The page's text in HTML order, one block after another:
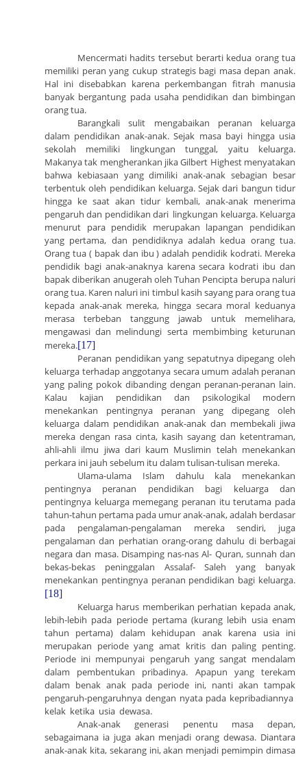
Mencermati hadits tersebut berarti kedua orang tua
memiliki peran yang cukup strategis bagi masa depan anak.
Hal ini disebabkan karena perkembangan fitrah manusia
banyak bergantung pada usaha pendidikan dan bimbingan
orang tua.
Barangkali sulit mengabaikan peranan keluarga
dalam pendidikan anak-anak. Sejak masa bayi hingga usia
sekolah memiliki lingkungan tunggal, yaitu keluarga.
Makanya tak mengherankan jika Gilbert Highest menyatakan
bahwa kebiasaan yang dimiliki anak-anak sebagian besar
terbentuk oleh pendidikan keluarga. Sejak dari bangun tidur
hingga ke saat akan tidur kembali, anak-anak menerima
pengaruh dan pendidikan dari lingkungan keluarga. Keluarga
menurut para pendidik merupakan lapangan pendidikan
yang pertama, dan pendidiknya adalah kedua orang tua.
Orang tua ( bapak dan ibu ) adalah pendidik kodrati. Mereka
pendidik bagi anak-anaknya karena secara kodrati ibu dan
bapak diberikan anugerah oleh Tuhan Pencipta berupa naluri
orang tua. Karen naluri ini timbul kasih sayang para orang tua
kepada anak-anak mereka, hingga secara moral keduanya
merasa terbeban tanggung jawab untuk memelihara,
mengawasi dan melindungi serta membimbing keturunan
mereka.[17]
Peranan pendidikan yang sepatutnya dipegang oleh
keluarga terhadap anggotanya secara umum adalah peranan
yang paling pokok dibanding dengan peranan-peranan lain.
Kalau kajian pendidikan dan psikologikal modern
menekankan pentingnya peranan yang dipegang oleh
keluarga dalam pendidikan anak-anak dan membekali jiwa
mereka dengan rasa cinta, kasih sayang dan ketentraman,
ahli-ahli ilmu jiwa dari kaum Muslimin telah menekankan
perkara ini jauh sebelum itu dalam tulisan-tulisan mereka.
Ulama-ulama Islam dahulu kala menekankan
pentingnya peranan pendidikan bagi keluarga dan
pentingnya keluarga memegang peranan itu terutama pada
tahun-tahun pertama pada umur anak-anak, adalah berdasar
pada pengalaman-pengalaman mereka sendiri, juga
pengalaman dan perhatian orang-orang dahulu di berbagai
negara dan masa. Disamping nas-nas Al- Quran, sunnah dan
bekas-bekas peninggalan Assalaf- Saleh yang banyak
menekankan pentingnya peranan pendidikan bagi keluarga.
[18]
Keluarga harus memberikan perhatian kepada anak,
lebih-lebih pada periode pertama (kurang lebih usia enam
tahun pertama) dalam kehidupan anak karena usia ini
merupakan periode yang amat kritis dan paling penting.
Periode ini mempunyai pengaruh yang sangat mendalam
dalam pembentukan pribadinya. Apapun yang terekam
dalam benak anak pada periode ini, nanti akan tampak
pengaruh-pengaruhnya dengan nyata pada kepribadiannya
kelak ketika usia dewasa.
Anak-anak generasi penentu masa depan,
sebagaimana ia juga akan menjadi orang dewasa. Diantara
anak-anak kita, sekarang ini, akan menjadi pemimpin dimasa